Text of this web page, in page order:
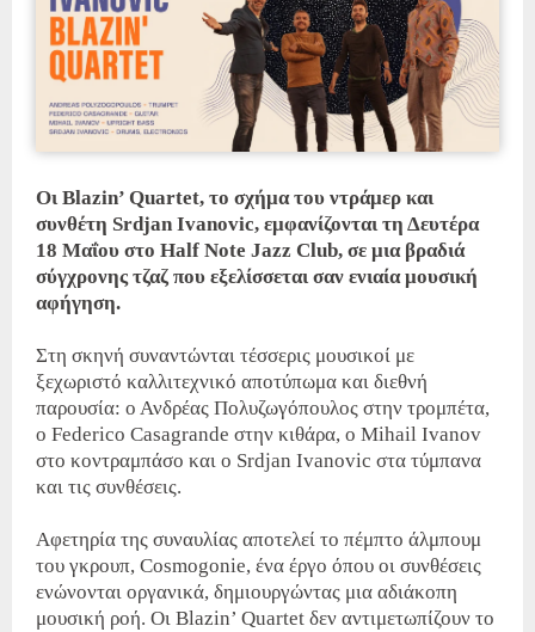
Οι Blazin’ Quartet, το σχήμα του ντράμερ και
συνθέτη Srdjan Ivanovic, εμφανίζονται τη Δευτέρα
18 Μαΐου στο Half Note Jazz Club, σε μια βραδιά
σύγχρονης τζαζ που εξελίσσεται σαν ενιαία μουσική
αφήγηση.
Στη σκηνή συναντώνται τέσσερις μουσικοί με
ξεχωριστό καλλιτεχνικό αποτύπωμα και διεθνή
παρουσία: ο Ανδρέας Πολυζωγόπουλος στην τρομπέτα,
ο Federico Casagrande στην κιθάρα, ο Mihail Ivanov
στο κοντραμπάσο και ο Srdjan Ivanovic στα τύμπανα
και τις συνθέσεις.
Αφετηρία της συναυλίας αποτελεί το πέμπτο άλμπουμ
του γκρουπ, Cosmogonie, ένα έργο όπου οι συνθέσεις
ενώνονται οργανικά, δημιουργώντας μια αδιάκοπη
μουσική ροή. Οι Blazin’ Quartet δεν αντιμετωπίζουν το